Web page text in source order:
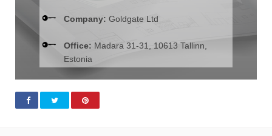
Company: Goldgate Ltd
Office: Madara 31-31, 10613 Tallinn,
Estonia